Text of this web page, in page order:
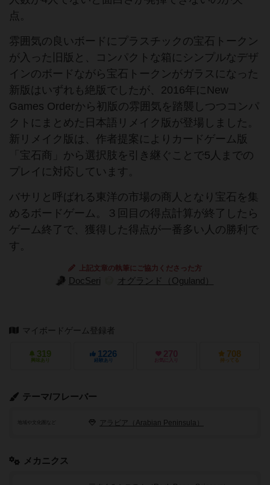
点。
雰囲気の良いボードにプラスチックの宝石トークン
が入った旧版と、コンパクトな箱にシンプルなデザ
インのボードながら宝石トークンがガラスになった
新版はいずれも絶版でしたが、2016年にNew
Games Orderから初版の雰囲気を踏襲しつつコンパ
クトにまとめた日本語リメイク版が登場しました。
新リメイク版は、作者提案によりカードゲーム版
「宝石商」から選択肢を引き継ぐことで5人までの
プレイに対応しています。
バサリと呼ばれる東洋の市場の商人となり宝石を集
めるボードゲーム。３回目の得点計算が終了したら
ゲーム終了で、獲得した得点が一番多い人の勝利で
す。
上記文章の執筆にご協力くださった方
DocSeri オグランド（Oguland）
マイボードゲーム登録者
319
興味あり
1226
経験あり
270
お気に入り
708
持ってる
テーマ/フレーバー
地域や文化圏など アラビア（Arabian Peninsula）
メカニクス